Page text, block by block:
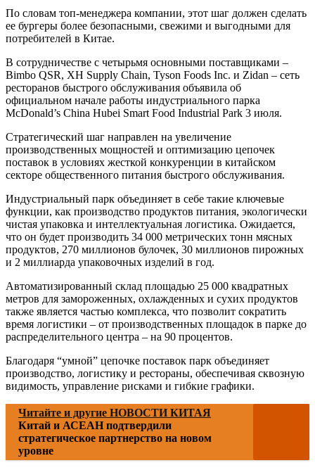
По словам топ-менеджера компании, этот шаг должен сделать
ее бургеры более безопасными, свежими и выгодными для
потребителей в Китае.
В сотрудничестве с четырьмя основными поставщиками –
Bimbo QSR, XH Supply Chain, Tyson Foods Inc. и Zidan – сеть
ресторанов быстрого обслуживания объявила об
официальном начале работы индустриального парка
McDonald’s China Hubei Smart Food Industrial Park 3 июля.
Стратегический шаг направлен на увеличение
производственных мощностей и оптимизацию цепочек
поставок в условиях жесткой конкуренции в китайском
секторе общественного питания быстрого обслуживания.
Индустриальный парк объединяет в себе такие ключевые
функции, как производство продуктов питания, экологически
чистая упаковка и интеллектуальная логистика. Ожидается,
что он будет производить 34 000 метрических тонн мясных
продуктов, 270 миллионов булочек, 30 миллионов пирожных
и 2 миллиарда упаковочных изделий в год.
Автоматизированный склад площадью 25 000 квадратных
метров для замороженных, охлажденных и сухих продуктов
также является частью комплекса, что позволит сократить
время логистики – от производственных площадок в парке до
распределительного центра – на 90 процентов.
Благодаря “умной” цепочке поставок парк объединяет
производство, логистику и рестораны, обеспечивая сквозную
видимость, управление рисками и гибкие графики.
Читайте и другие НОВОСТИ КИТАЯ
Китай и АСЕАН подтвердили
стратегическое партнерство на новом
уровне